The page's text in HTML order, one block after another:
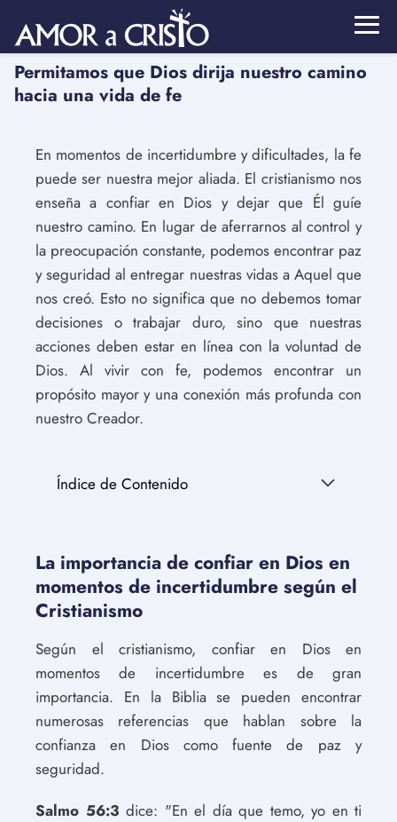
Permitamos que Dios dirija nuestro camino
hacia una vida de fe
En momentos de incertidumbre y dificultades, la fe
puede ser nuestra mejor aliada. El cristianismo nos
enseña a confiar en Dios y dejar que Él guíe
nuestro camino. En lugar de aferrarnos al control y
la preocupación constante, podemos encontrar paz
y seguridad al entregar nuestras vidas a Aquel que
nos creó. Esto no significa que no debemos tomar
decisiones o trabajar duro, sino que nuestras
acciones deben estar en línea con la voluntad de
Dios. Al vivir con fe, podemos encontrar un
propósito mayor y una conexión más profunda con
nuestro Creador.
Índice de Contenido
La importancia de confiar en Dios en
momentos de incertidumbre según el
Cristianismo
Según el cristianismo, confiar en Dios en
momentos de incertidumbre es de gran
importancia. En la Biblia se pueden encontrar
numerosas referencias que hablan sobre la
confianza en Dios como fuente de paz y
seguridad.
Salmo 56:3 dice: "En el día que temo, yo en ti